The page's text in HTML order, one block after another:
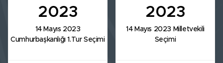
2023
14 Mayıs 2023
Cumhurbaşkanlığı 1.Tur Seçimi
2023
14 Mayıs 2023 Milletvekili
Seçimi